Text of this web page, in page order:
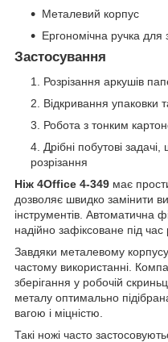
Металевий корпус
Ергономічна ручка для
Застосування
Розрізання аркушів
Відкривання упаковки
Робота з тонким
Дрібні побутові
розрізання
Ніж 4Office 4-349 має
дозволяє швидко замінити
інструментів. Автоматична
надійно зафіксоване під час
Завдяки металевому
частому використанні.
зберігання у робочій
металу оптимально
вагою і міцністю.
Такі ножі часто